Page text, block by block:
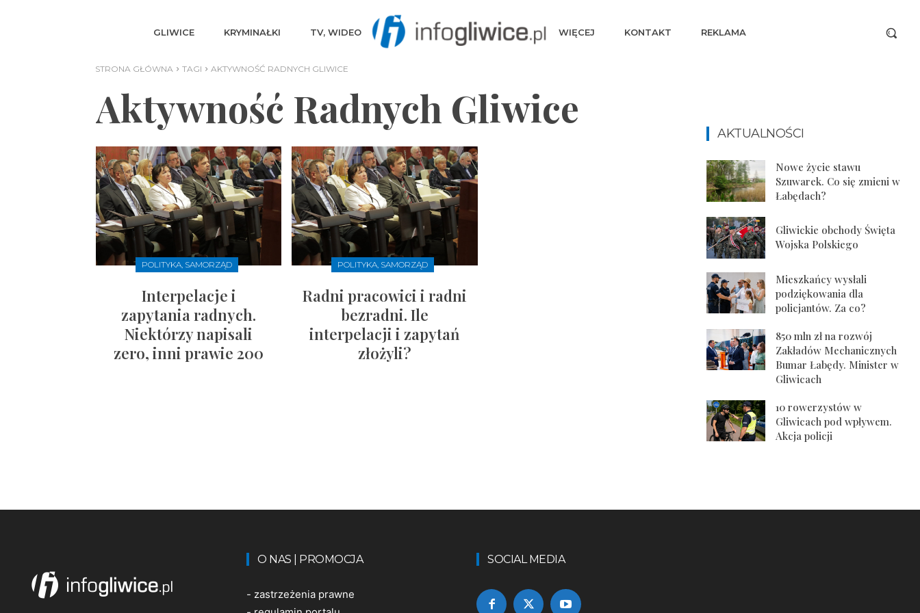
GLIWICE KRYMINAŁKI TV, WIDEO WIĘCEJ KONTAKT REKLAMA
STRONA GŁÓWNA TAGI AKTYWNOŚĆ RADNYCH GLIWICE
Aktywność Radnych Gliwice
POLITYKA, SAMORZĄD
Interpelacje i
zapytania radnych.
Niektórzy napisali
zero, inni prawie 200
POLITYKA, SAMORZĄD
Radni pracowici i radni
bezradni. Ile
interpelacji i zapytań
złożyli?
AKTUALNOŚCI
Nowe życie stawu
Szuwarek. Co się zmieni w
Łabędach?
Gliwickie obchody Święta
Wojska Polskiego
Mieszkańcy wysłali
podziękowania dla
policjantów. Za co?
850 mln zł na rozwój
Zakładów Mechanicznych
Bumar Łabędy. Minister w
Gliwicach
10 rowerzystów w
Gliwicach pod wpływem.
Akcja policji
O NAS | PROMOCJA
- zastrzeżenia prawne
SOCIAL MEDIA